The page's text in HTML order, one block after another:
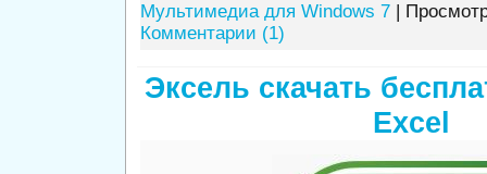
Мультимедиа для Windows 7|
Комментарии (1)
Эксель скачать
Excel